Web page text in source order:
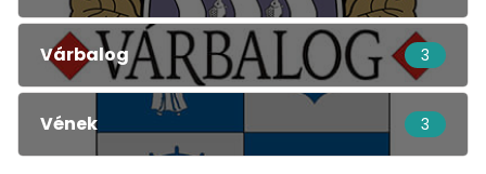
Várbalog 3
Vének 3